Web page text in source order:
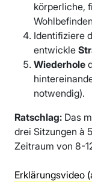
körperliche,
Identifiziere
entwickle
Wiederhole
notwendig).
Ratschlag: Das
drei Sitzungen à
Zeitraum von 8-
Erklärungsvideo